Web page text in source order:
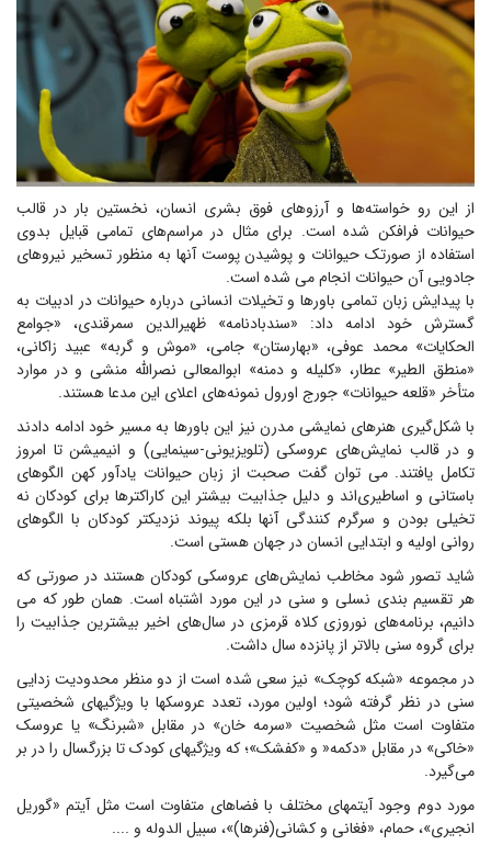
از این رو خواسته‌ها و آرزوهای فوق بشری انسان، نخستین بار در قالب
حیوانات فرافکن شده است. برای مثال در مراسم‌های تمامی قبایل بدوی
استفاده از صورتک حیوانات و پوشیدن پوست آنها به منظور تسخیر نیروهای
جادویی آن حیوانات انجام می شده است.
با پیدایش زبان تمامی باورها و تخیلات انسانی درباره حیوانات در ادبیات به
گسترش خود ادامه داد: «سندبادنامه» ظهیرالدین سمرقندی، «جوامع
الحکایات» محمد عوفی، «بهارستان» جامی، «موش و گربه» عبید زاکانی،
«منطق الطیر» عطار، «کلیله و دمنه» ابوالمعالی نصرالله منشی و در موارد
متأخر «قلعه حیوانات» جورج اورول نمونه‌های اعلای این مدعا هستند.
با شکل‌گیری هنرهای نمایشی مدرن نیز این باورها به مسیر خود ادامه دادند
و در قالب نمایش‌های عروسکی (تلویزیونی-سینمایی) و انیمیشن تا امروز
تکامل یافتند. می توان گفت صحبت از زبان حیوانات یادآور کهن الگوهای
باستانی و اساطیری‌اند و دلیل جذابیت بیشتر این کاراکترها برای کودکان نه
تخیلی بودن و سرگرم کنندگی آنها بلکه پیوند نزدیکتر کودکان با الگوهای
روانی اولیه و ابتدایی انسان در جهان هستی است.
شاید تصور شود مخاطب نمایش‌های عروسکی کودکان هستند در صورتی که
هر تقسیم بندی نسلی و سنی در این مورد اشتباه است. همان طور که می
دانیم، برنامه‌های نوروزی کلاه قرمزی در سال‌های اخیر بیشترین جذابیت را
برای گروه سنی بالاتر از پانزده سال داشت.
در مجموعه «شبکه کوچک» نیز سعی شده است از دو منظر محدودیت زدایی
سنی در نظر گرفته شود؛ اولین مورد، تعدد عروسکها با ویژگیهای شخصیتی
متفاوت است مثل شخصیت «سرمه خان» در مقابل «شبرنگ» یا عروسک
«خاکی» در مقابل «دکمه« و «کفشک»؛ که ویژگیهای کودک تا بزرگسال را در بر
می‌گیرد.
مورد دوم وجود آیتمهای مختلف با فضاهای متفاوت است مثل آیتم «گوریل
انجیری»، حمام، «فغانی و کشانی(فنرها)»، سبیل الدوله و ....